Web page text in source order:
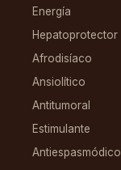
Energía
Hepatoprotector
Afrodisíaco
Ansiolítico
Antitumoral
Estimulante
Antiespasmódico